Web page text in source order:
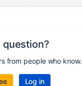
question?
from people who know.
Log in